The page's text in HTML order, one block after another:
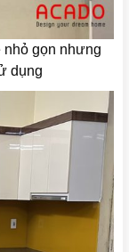
nhỏ gọn nhưng
dụng